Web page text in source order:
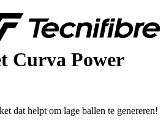
Curva Power
dat helpt om lage ballen te genereren!